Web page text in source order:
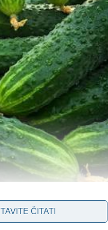
ČITATI